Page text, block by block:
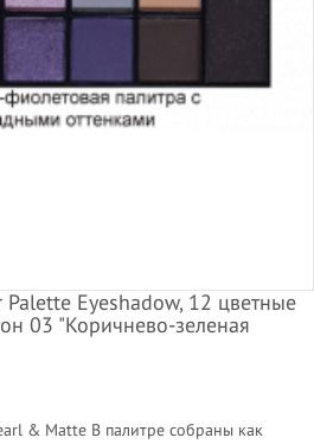
Eyeshadow, 12 цветные
03 "Коричнево-зеленая
& Matte В палитре собраны как